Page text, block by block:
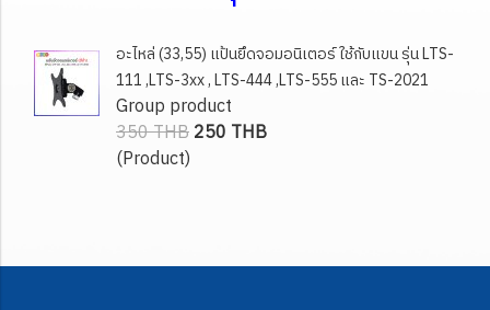
อะไหล่ (33,55) แป้นยึดจอมอนิเตอร์ ใช้กับแขน รุ่น LTS-
111 ,LTS-3xx , LTS-444 ,LTS-555 และ TS-2021
Group product
350 THB250 THB
(Product)